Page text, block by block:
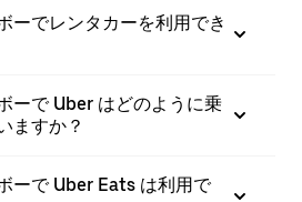
ーでレンタカーを利用でき
ーで Uber はどのように乗
ますか？
ーで Uber Eats は利用で